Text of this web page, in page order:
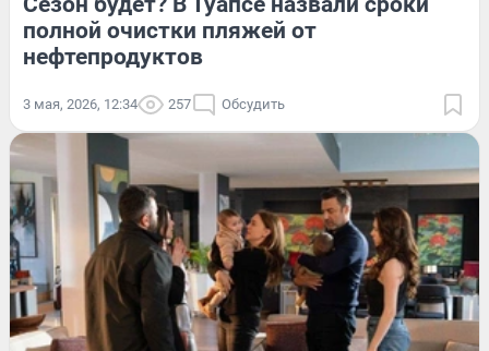
полной очистки пляжей от
нефтепродуктов
3 мая, 2026, 12:34 257 Обсудить